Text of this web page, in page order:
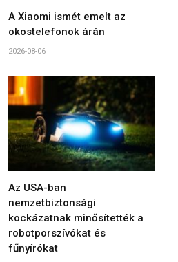
A Xiaomi ismét emelt az
okostelefonok árán
2026-08-06
Az USA-ban
nemzetbiztonsági
kockázatnak minősítették a
robotporszívókat és
fűnyírókat